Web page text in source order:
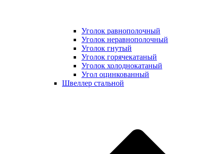
Уголок равнополочный
Уголок неравнополочный
Уголок гнутый
Уголок горячекатаный
Уголок холоднокатаный
Угол оцинкованный
Швеллер стальной